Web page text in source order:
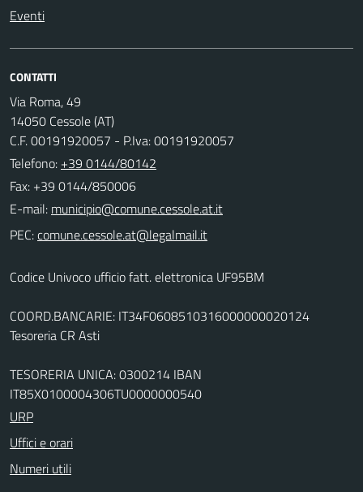
Eventi
CONTATTI
Via Roma, 49
14050 Cessole (AT)
C.F. 00191920057 - P.Iva: 00191920057
Telefono: +39 0144/80142
Fax: +39 0144/850006
E-mail:
PEC:
Codice Univoco ufficio fatt. elettronica UF95BM
COORD.BANCARIE: IT34F0608510316000000020124
Tesoreria CR Asti
TESORERIA UNICA: 0300214 IBAN
IT85X0100004306TU0000000540
URP
Uffici e orari
Numeri utili